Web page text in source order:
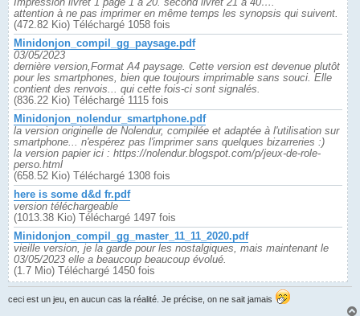
attention à ne pas imprimer en même temps les synopsis qui suivent.
(472.82 Kio) Téléchargé 1058 fois
Minidonjon_compil_gg_paysage.pdf
03/05/2023
dernière version,Format A4 paysage. Cette version est devenue plutôt
pour les smartphones, bien que toujours imprimable sans souci. Elle
contient des renvois... qui cette fois-ci sont signalés.
(836.22 Kio) Téléchargé 1115 fois
Minidonjon_nolendur_smartphone.pdf
la version originelle de Nolendur, compilée et adaptée à l'utilisation sur
smartphone... n'espérez pas l'imprimer sans quelques bizarreries :)
la version papier ici : https://nolendur.blogspot.com/p/jeux-de-role-
perso.html
(658.52 Kio) Téléchargé 1308 fois
here is some d&d fr.pdf
version téléchargeable
(1013.38 Kio) Téléchargé 1497 fois
Minidonjon_compil_gg_master_11_11_2020.pdf
vieille version, je la garde pour les nostalgiques, mais maintenant le
03/05/2023 elle a beaucoup beaucoup évolué.
(1.7 Mio) Téléchargé 1450 fois
ceci est un jeu, en aucun cas la réalité. Je précise, on ne sait jamais